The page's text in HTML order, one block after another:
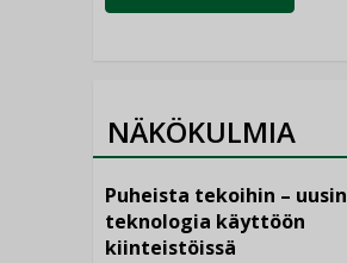
NÄKÖKULMIA
Puheista tekoihin – uusin
teknologia käyttöön
kiinteistöissä